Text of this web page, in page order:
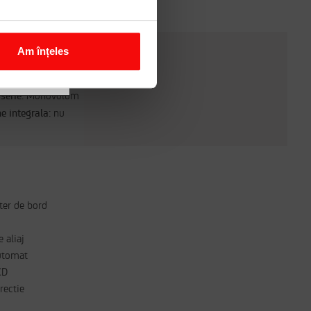
Am înțeles
Monovolum
integrala: nu
de bord
aliaj